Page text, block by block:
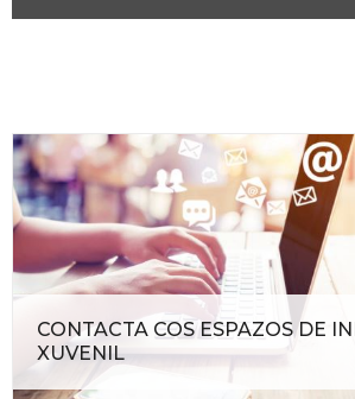
CONTACTA COS ESPAZOS DE
XUVENIL